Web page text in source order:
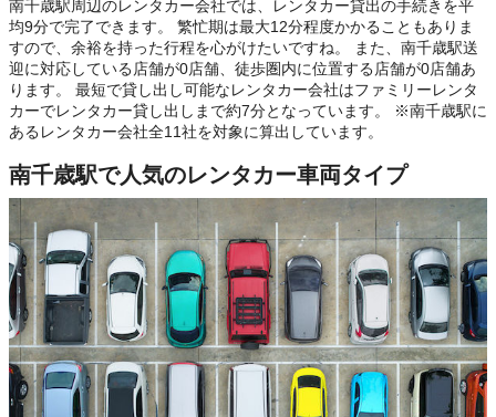
南千歳駅周辺のレンタカー会社では、レンタカー貸出の手続きを平
均9分で完了できます。 繁忙期は最大12分程度かかることもありま
すので、余裕を持った行程を心がけたいですね。 また、南千歳駅送
迎に対応している店舗が0店舗、徒歩圏内に位置する店舗が0店舗あ
ります。 最短で貸し出し可能なレンタカー会社はファミリーレンタ
カーでレンタカー貸し出しまで約7分となっています。 ※南千歳駅に
あるレンタカー会社全11社を対象に算出しています。
南千歳駅で人気のレンタカー車両タイプ